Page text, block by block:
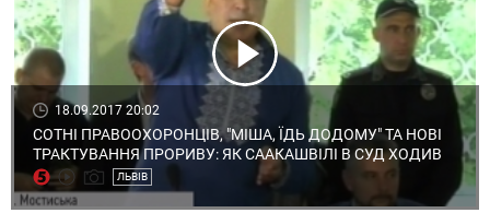
18.09.2017 20:02
СОТНІ ПРАВООХОРОНЦІВ, "МІША, ЇДЬ ДОДОМУ" ТА НОВІ
ТРАКТУВАННЯ ПРОРИВУ: ЯК СААКАШВІЛІ В СУД ХОДИВ
ЛЬВІВ